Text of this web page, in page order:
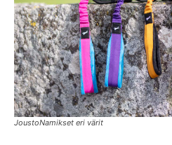
JoustoNamikset eri värit